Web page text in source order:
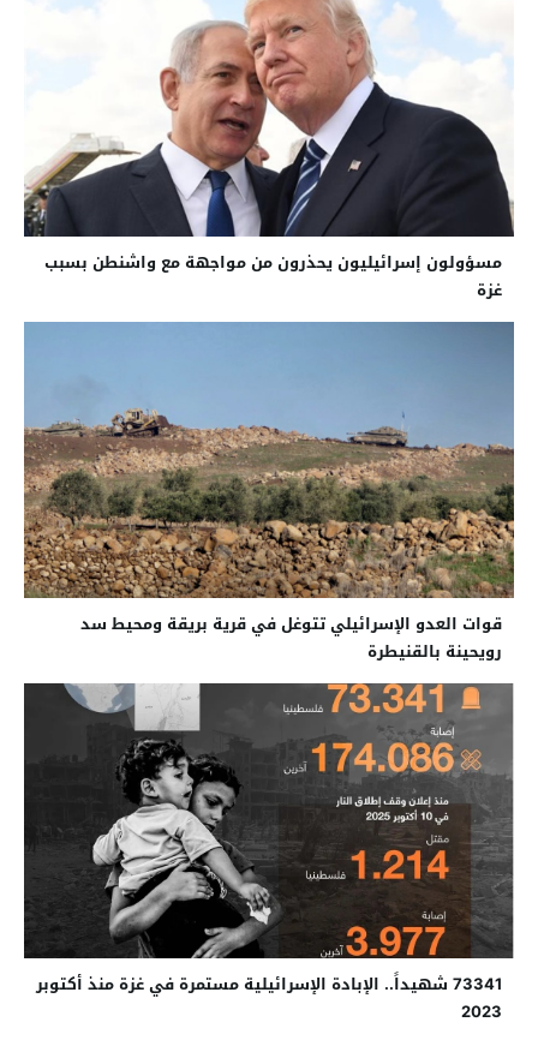
مسؤولون إسرائيليون يحذرون من مواجهة مع واشنطن بسبب
غزة
قوات العدو الإسرائيلي تتوغل في قرية بريقة ومحيط سد
رويحينة بالقنيطرة
73341 شهيداً.. الإبادة الإسرائيلية مستمرة في غزة منذ أكتوبر
2023